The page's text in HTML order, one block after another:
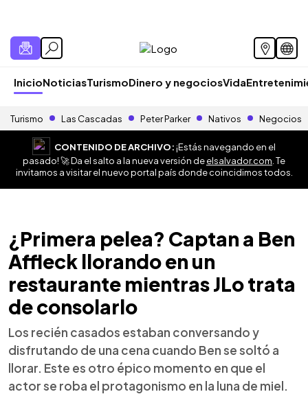
InicioNoticiasTurismoDinero y negociosVida
Turismo Las Cascadas Peter Parker Nativos Negocios
CONTENIDO DE ARCHIVO:¡Estás navegando en el
pasado! 🚀 Da el salto a la nueva versión deelsalvador.com . Te
invitamos a visitar el nuevo portal país donde coincidimos todos.
¿Primera pelea? Captan a Ben
Affleck llorando en un
restaurante mientras JLo trata
de consolarlo
Los recién casados estaban conversando y
disfrutando de una cena cuando Ben se soltó a
llorar. Este es otro épico momento en que el
actor se roba el protagonismo en la luna de miel.